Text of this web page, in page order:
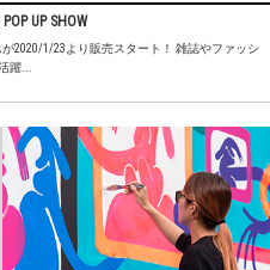
UP SHOW
2020/1/23より販売スタート！ 雑誌やファッシ
躍...